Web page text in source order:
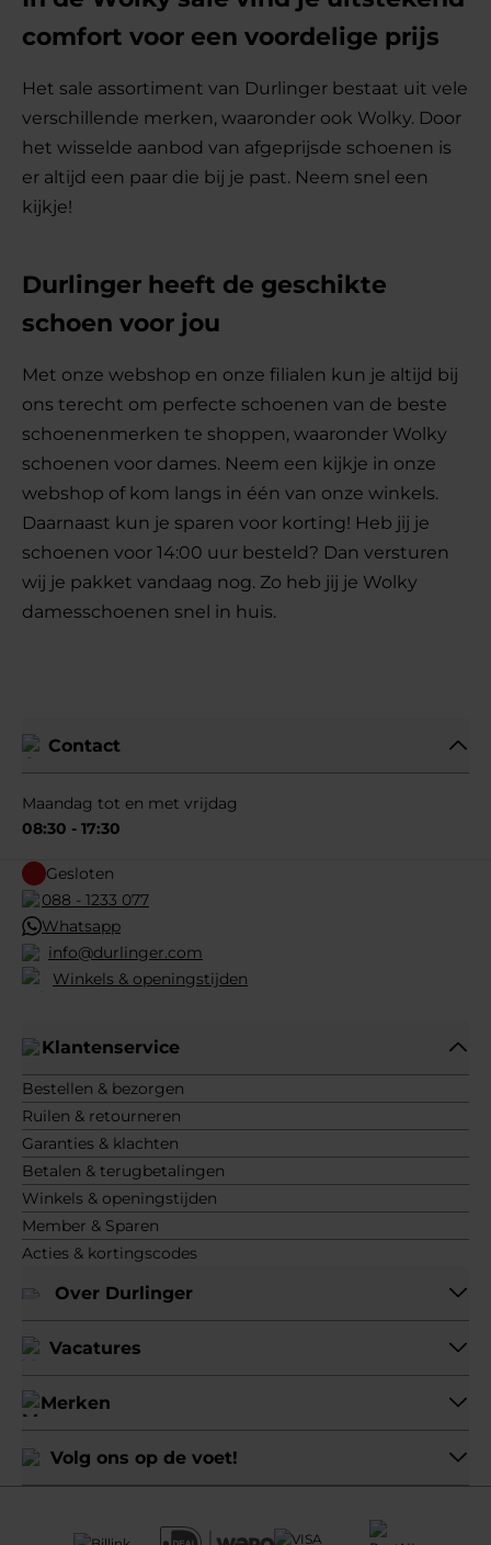
comfort voor een voordelige prijs
Het sale assortiment van Durlinger bestaat uit vele
verschillende merken, waaronder ook Wolky. Door
het wisselde aanbod van afgeprijsde schoenen is
er altijd een paar die bij je past. Neem snel een
kijkje!
Durlinger heeft de geschikte
schoen voor jou
Met onze webshop en onze filialen kun je altijd bij
ons terecht om perfecte schoenen van de beste
schoenenmerken te shoppen, waaronder Wolky
schoenen voor dames. Neem een kijkje in onze
webshop of kom langs in één van onze winkels.
Daarnaast kun je sparen voor korting! Heb jij je
schoenen voor 14:00 uur besteld? Dan versturen
wij je pakket vandaag nog. Zo heb jij je Wolky
damesschoenen snel in huis.
Contact
Maandag tot en met vrijdag
08:30 - 17:30
Gesloten
088 - 1233 077
Whatsapp
info@durlinger.com
Winkels & openingstijden
Klantenservice
Bestellen & bezorgen
Ruilen & retourneren
Garanties & klachten
Betalen & terugbetalingen
Winkels & openingstijden
Member & Sparen
Acties & kortingscodes
Over Durlinger
Vacatures
Merken
Volg ons op de voet!